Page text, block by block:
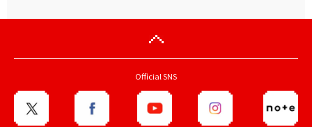
Official SNS